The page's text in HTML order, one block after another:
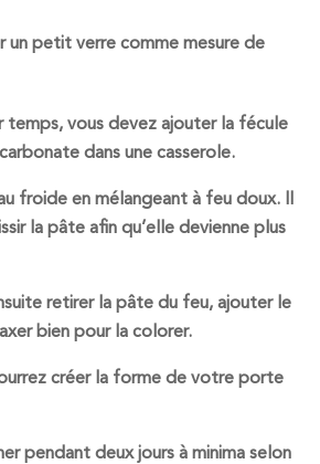
un petit verre comme mesure de
temps, vous devez ajouter la fécule
dans une casserole.
froide en mélangeant à feu doux. Il
la pâte afin qu’elle devienne plus
retirer la pâte du feu, ajouter le
bien pour la colorer.
créer la forme de votre porte
pendant deux jours à minima selon